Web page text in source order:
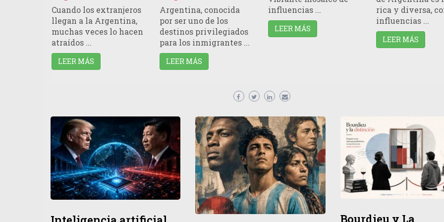
Cuando los extranjeros
llegan a la Argentina,
muchas veces lo hacen
atraídos ...
LEER MÁS
Argentina, conocida
por ser uno de los
destinos privilegiados
para los inmigrantes ...
LEER MÁS
influencias ...
LEER MÁS
rica y diversa,
influencias ...
LEER MÁS
Bourdieu y La